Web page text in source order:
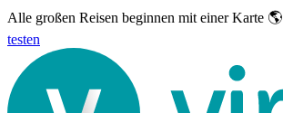
Alle großen Reisen beginnen mit einer Karte 🌎
testen